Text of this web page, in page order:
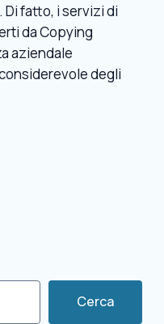
fatto, i servizi di
da Copying
aziendale
degli
Cerca